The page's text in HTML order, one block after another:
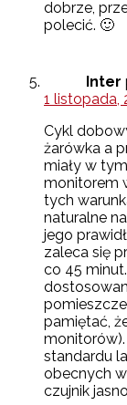
dobrze,
polecić. 🙂
Inter
1 listopada,
Cykl
żarówka a
miały w
monitorem
tych
naturalne
jego
zaleca się
co 45
pamiętać,
standardu
obecnych
czujnik